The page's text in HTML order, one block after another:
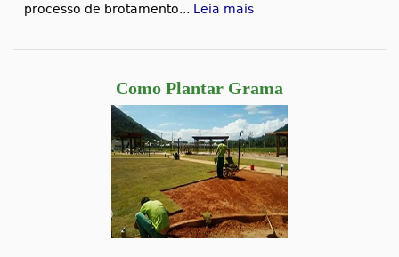
processo de brotamento... Leia mais
Como Plantar Grama